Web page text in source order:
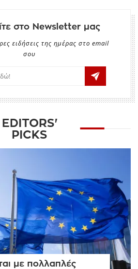
στο Newsletter μας
ειδήσεις της ημέρας στο email
σου
EDITORS'
PICKS
με πολλαπλές